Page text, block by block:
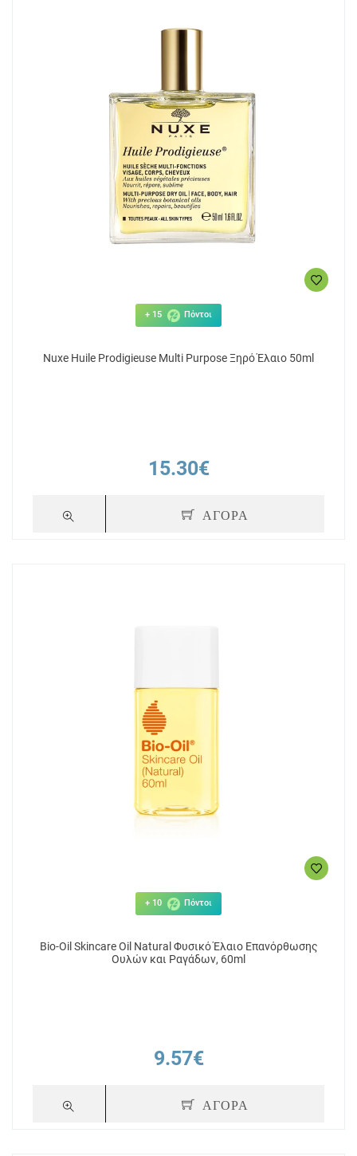
+ 15 Πόντοι
Nuxe Huile Prodigieuse Multi Purpose Ξηρό Έλαιο 50ml
15.30€
ΑΓΟΡΑ
+ 10 Πόντοι
Bio-Oil Skincare Oil Natural Φυσικό Έλαιο Επανόρθωσης
Ουλών και Ραγάδων, 60ml
9.57€
ΑΓΟΡΑ